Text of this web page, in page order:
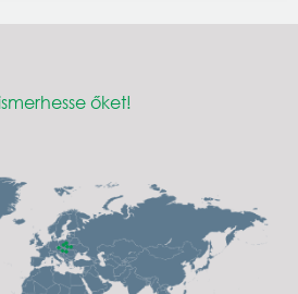
őket!